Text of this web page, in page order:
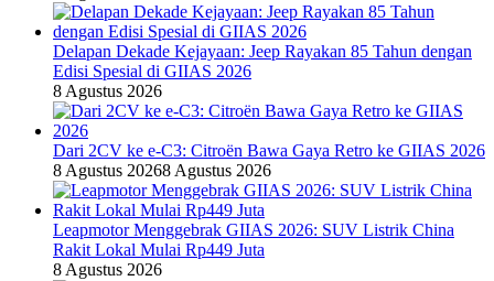
Delapan Dekade Kejayaan: Jeep Rayakan 85 Tahun dengan
Edisi Spesial di GIIAS 2026
8 Agustus 2026
Dari 2CV ke e-C3: Citroën Bawa Gaya Retro ke GIIAS 2026
8 Agustus 20268 Agustus 2026
Leapmotor Menggebrak GIIAS 2026: SUV Listrik China
Rakit Lokal Mulai Rp449 Juta
8 Agustus 2026